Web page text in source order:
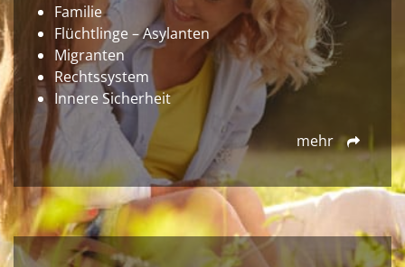
Familie
Flüchtlinge – Asylanten
Migranten
Rechtssystem
Innere Sicherheit
mehr